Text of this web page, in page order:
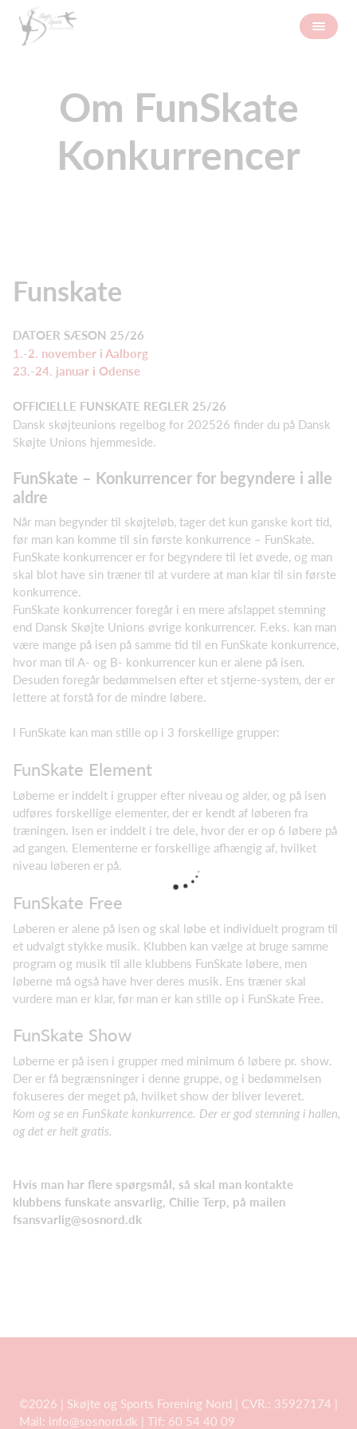
Om FunSkate
Konkurrencer
Funskate
DATOER SÆSON 25/26
1 .-2. november i Aalborg
23.-24. januar i Odense
OFFICIELLE FUNSKATE REGLER 25/26
Dansk skøjteunions regelbog for 202526 finder du på Dansk
Skøjte Unions hjemmeside.
FunSkate – Konkurrencer for begyndere i alle
aldre
Når man begynder til skøjteløb, tager det kun ganske kort tid,
før man kan komme til sin første konkurrence – FunSkate.
FunSkate konkurrencer er for begyndere til let øvede, og man
skal blot have sin træner til at vurdere at man klar til sin første
konkurrence.
FunSkate konkurrencer foregår i en mere afslappet stemning
end Dansk Skøjte Unions øvrige konkurrencer. F.eks. kan man
være mange på isen på samme tid til en FunSkate konkurrence,
hvor man til A- og B- konkurrencer kun er alene på isen.
Desuden foregår bedømmelsen efter et stjerne-system, der er
lettere at forstå for de mindre løbere.
I FunSkate kan man stille op i 3 forskellige grupper:
FunSkate Element
Løberne er inddelt i grupper efter niveau og alder, og på isen
udføres forskellige elementer, der er kendt af løberen fra
træningen. Isen er inddelt i tre dele, hvor der er op 6 løbere på
ad gangen. Elementerne er forskellige afhængig af, hvilket
niveau løberen er på.
FunSkate Free
Løberen er alene på isen og skal løbe et individuelt program til
et udvalgt stykke musik. Klubben kan vælge at bruge samme
program og musik til alle klubbens FunSkate løbere, men
løberne må også have hver deres musik. Ens træner skal
vurdere man er klar, før man er kan stille op i FunSkate Free.
FunSkate Show
Løberne er på isen i grupper med minimum 6 løbere pr. show.
Der er få begrænsninger i denne gruppe, og i bedømmelsen
fokuseres der meget på, hvilket show der bliver leveret.
Kom og se en FunSkate konkurrence. Der er god stemning i hallen,
og det er helt gratis.
Hvis man har flere spørgsmål, så skal man kontakte
klubbens funskate ansvarlig, Chilie Terp, på mailen
fsansvarlig@sosnord.dk
©2026 | Skøjte og Sports Forening Nord | CVR.: 35927174 |
Mail: info@sosnord.dk | Tlf: 60 54 40 09